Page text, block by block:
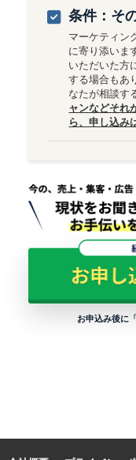
条件：そ
マーケティン
に寄り添いま
いただいた方
する場合もあ
なたが相談す
ャンなどそれ
ら、申し込み
お申込み後に